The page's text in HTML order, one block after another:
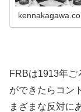
FRBは1913年ご
ができたらコン
まざまな反対に